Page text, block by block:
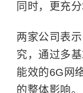
同时，更充
两家公司表
究，通过多
能效的6G网
的整体影响。